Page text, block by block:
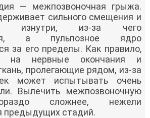
— межпозвоночная грыжа.
сильного смещения и
изнутри, из-за чего
а пульпозное ядро
за его пределы. Как правило,
на нервные окончания и
пролегающие рядом, из-за
может испытывать очень
Вылечить межпозвоночную
сложнее, нежели
предыдущих стадий.